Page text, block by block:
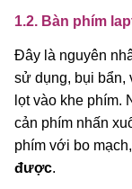
1.2. Bàn phím
Đây là nguyên
sử dụng, bụi bẩn,
lọt vào khe phím.
cản phím nhấn
phím với bo
được.